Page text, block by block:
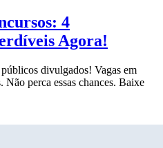
4
Agora!
divulgados! Vagas em
perca essas chances. Baixe